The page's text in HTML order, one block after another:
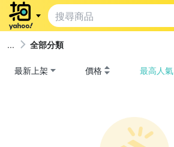
全部分類
最新上架 價格 最高人氣